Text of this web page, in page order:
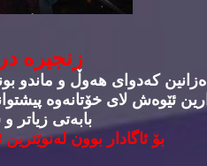
زنجیره‌
كه‌دوای هه‌وڵ و ماندو
ئێوه‌ش لای خۆتانه‌وه‌
بابه‌تی زیاتر
بۆ ئاگادار بوون